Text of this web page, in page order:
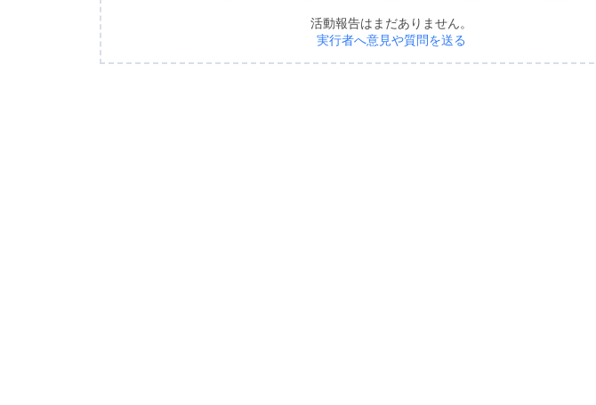
活動報告はまだありません。
実行者へ意見や質問を送る